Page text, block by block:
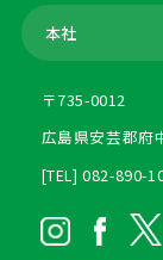
本社
〒735-0012
広島県安芸郡府
[TEL] 082-890-